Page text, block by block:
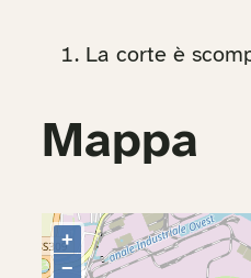
La corte è
Mappa